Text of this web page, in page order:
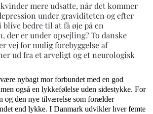
mere udsatte, når det kommer
under graviditeten og efter
blive bedre til at få øje på en
der er under opsejling? To danske
vej for mulig forebyggelse af
ud fra et arveligt og et neurologisk
nybagt mor forbundet med en god
også en lykkefølelse uden sidestykke. For
og den nye tilværelse som forælder
end lykke. I Danmark udvikler hver femte